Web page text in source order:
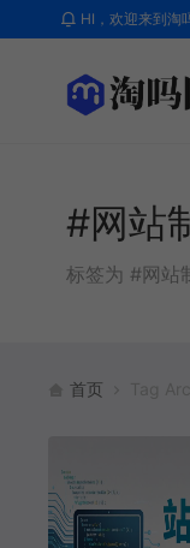
HI，欢迎来到淘
#网站
标签为 #网站
首页